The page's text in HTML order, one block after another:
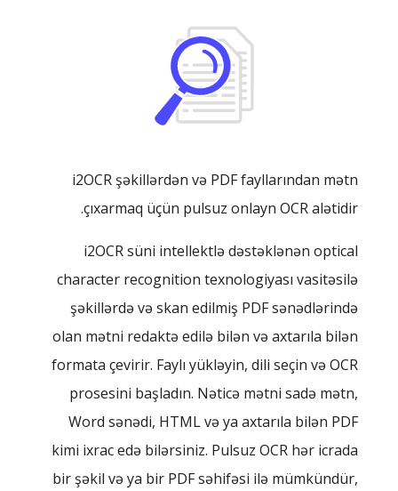
i2OCR şəkillərdən və PDF fayllarından mətn
çıxarmaq üçün pulsuz onlayn OCR alətidir.
i2OCR süni intellektlə dəstəklənən optical
character recognition texnologiyası vasitəsilə
şəkillərdə və skan edilmiş PDF sənədlərində
olan mətni redaktə edilə bilən və axtarıla bilən
formata çevirir. Faylı yükləyin, dili seçin və OCR
prosesini başladın. Nəticə mətni sadə mətn,
Word sənədi, HTML və ya axtarıla bilən PDF
kimi ixrac edə bilərsiniz. Pulsuz OCR hər icrada
bir şəkil və ya bir PDF səhifəsi ilə mümkündür,